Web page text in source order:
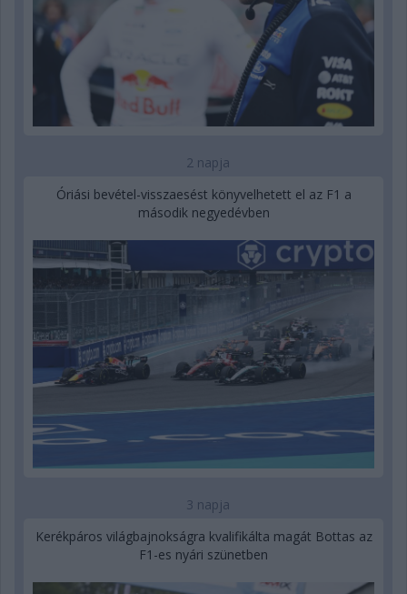
2 napja
Óriási bevétel-visszaesést könyvelhetett el az F1 a
második negyedévben
3 napja
Kerékpáros világbajnokságra kvalifikálta magát Bottas az
F1-es nyári szünetben